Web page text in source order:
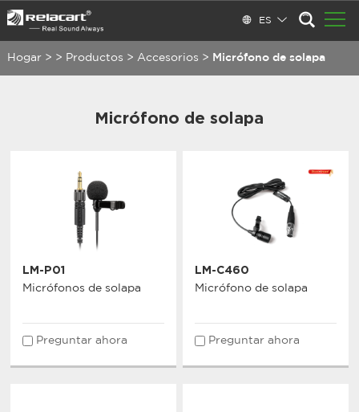
ES
Hogar > > Productos > Accesorios > Micrófono de solapa
Micrófono de solapa
LM-P01
Micrófonos de solapa
Preguntar ahora
LM-C460
Micrófono de solapa
Preguntar ahora